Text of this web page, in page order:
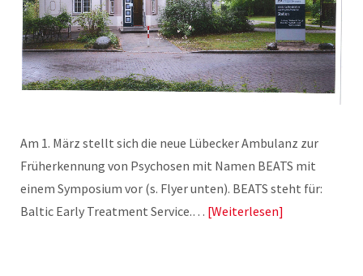
Am 1. März stellt sich die neue Lübecker Ambulanz zur
Früherkennung von Psychosen mit Namen BEATS mit
einem Symposium vor (s. Flyer unten). BEATS steht für:
Baltic Early Treatment Service.… Weiterlesen